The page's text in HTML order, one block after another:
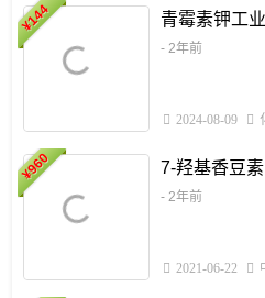
¥
144 青霉素钾工
- 2年前
2024-08-09
¥
960 7-羟基香豆
- 2年前
2021-06-22